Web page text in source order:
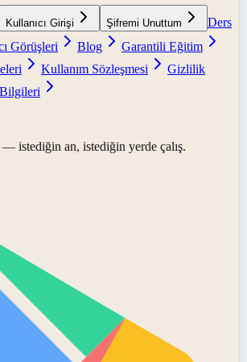
Kullanıcı Girişi Şifremi Unuttum
Ders
Görüşleri Blog
Garantili Eğitim
Kullanım Sözleşmesi
Gizlilik
— istediğin an, istediğin yerde çalış.